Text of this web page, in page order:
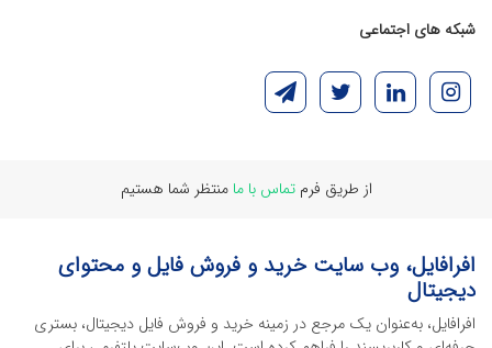
شبکه های اجتماعی
از طریق فرمتماس با ما منتظر شما هستیم
افرافایل، وب سایت خرید و فروش فایل و محتوای
دیجیتال
افرافایل، به‌عنوان یک مرجع در زمینه خرید و فروش فایل دیجیتال، بستری